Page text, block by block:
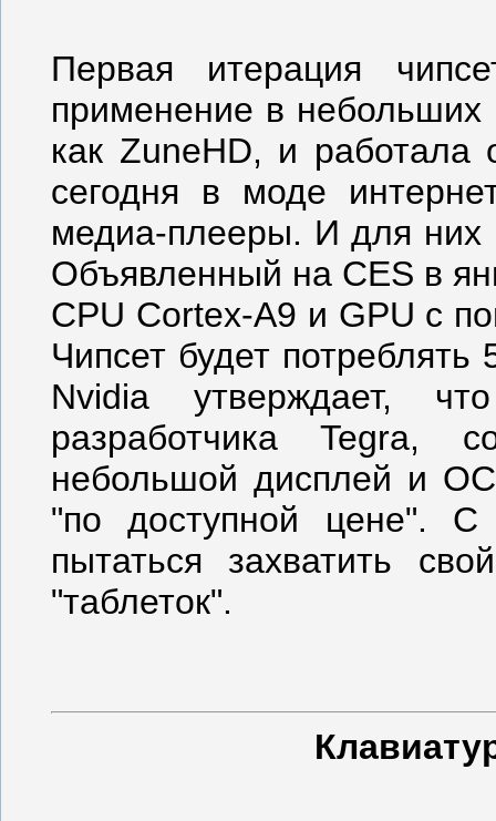
Первая итерация
применение в небольших
как ZuneHD, и
сегодня в моде
медиа-плееры. И для них
Объявленный на CES в
CPU Cortex-A9 и GPU с
Чипсет будет
Nvidia утверждает,
разработчика Tegra,
небольшой дисплей и
"по доступной цене".
пытаться захватить
"таблеток".